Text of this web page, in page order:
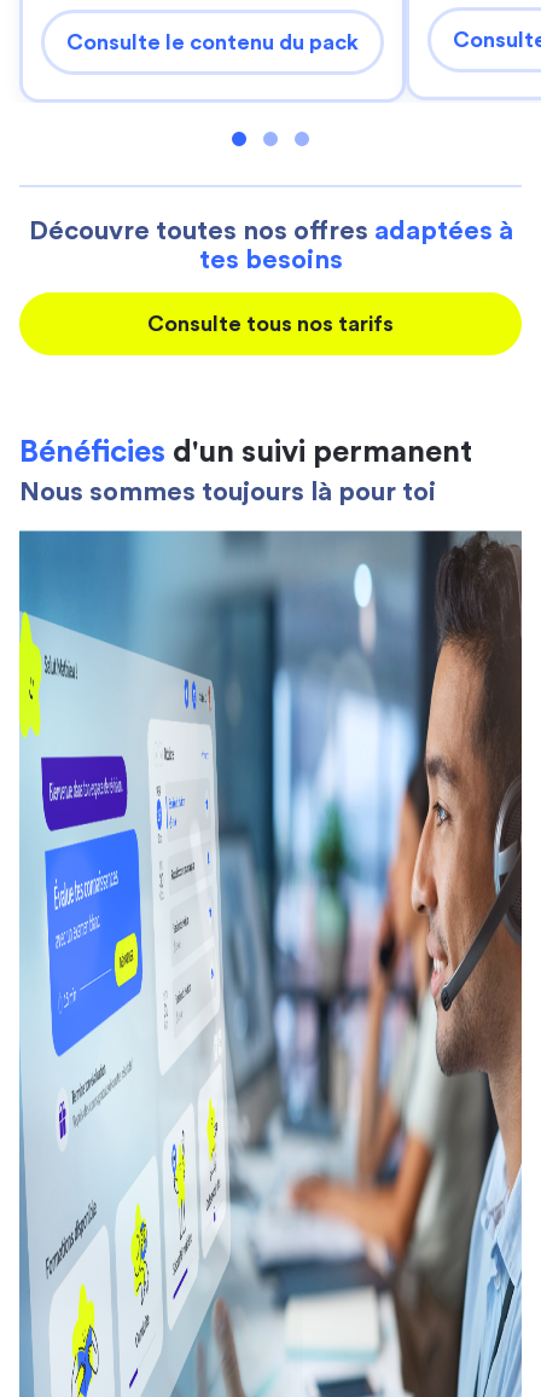
Consulte le contenu du pack
Découvre toutes nos offres adaptées à
tes besoins
Consulte tous nos tarifs
Bénéficies d'un suivi permanent
Nous sommes toujours là pour toi